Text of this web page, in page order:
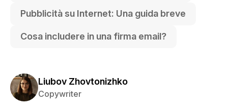
Pubblicità su Internet: Una guida breve
Cosa includere in una firma email?
Liubov Zhovtonizhko
Copywriter